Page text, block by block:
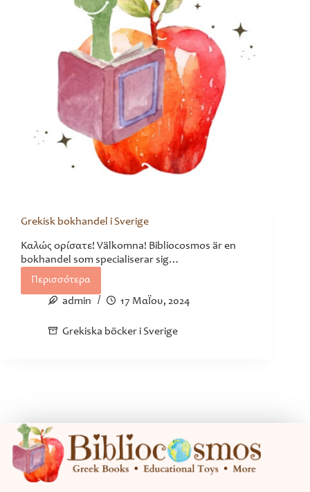
Grekisk bokhandel i Sverige
Καλώς ορίσατε! Välkomna! Bibliocosmos är en
bokhandel som specialiserar sig…
Περισσότερα
Grekisk
bokhandel
admin 17 Μαΐου, 2024
Grekiska böcker i Sverige